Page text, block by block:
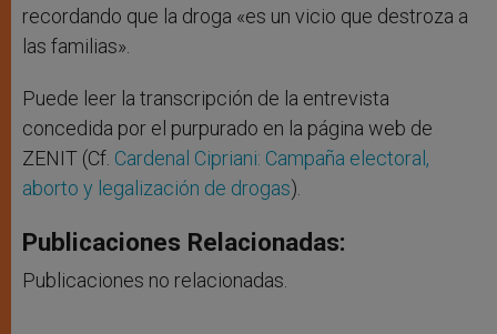
recordando que la droga «es un vicio que destroza a
las familias».
Puede leer la transcripción de la entrevista
concedida por el purpurado en la página web de
ZENIT (Cf. Cardenal Cipriani: Campaña electoral,
aborto y legalización de drogas).
Publicaciones Relacionadas:
Publicaciones no relacionadas.